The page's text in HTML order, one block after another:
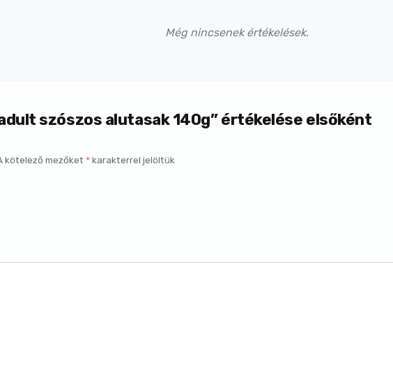
Még nincsenek értékelések.
szószos alutasak 140g” értékelése elsőként
kötelező mezőket *karakterrel jelöltük